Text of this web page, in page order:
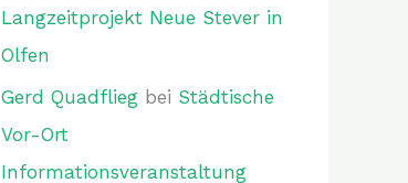
Langzeitprojekt Neue Stever in
Olfen
Gerd Quadflieg bei Städtische
Vor-Ort
Informationsveranstaltung